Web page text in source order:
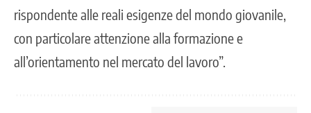
rispondente alle reali esigenze del mondo giovanile,
con particolare attenzione alla formazione e
all’orientamento nel mercato del lavoro”.